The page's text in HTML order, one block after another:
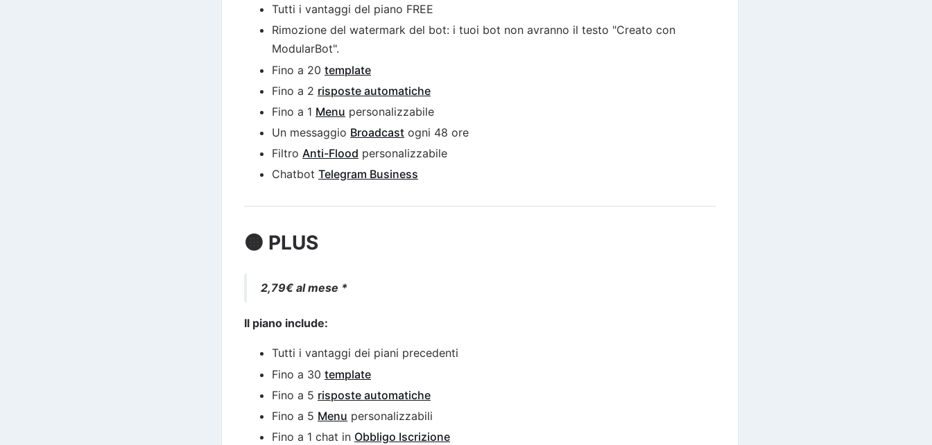
Tutti i vantaggi del piano FREE
Rimozione del watermark del bot: i tuoi bot non avranno il testo "Creato con
ModularBot".
Fino a 20 template
Fino a 2 risposte automatiche
Fino a 1 Menu personalizzabile
Un messaggio Broadcast ogni 48 ore
Filtro Anti-Flood personalizzabile
Chatbot Telegram Business
🟠 PLUS
2,79€ al mese *
Il piano include:
Tutti i vantaggi dei piani precedenti
Fino a 30 template
Fino a 5 risposte automatiche
Fino a 5 Menu personalizzabili
Fino a 1 chat in Obbligo Iscrizione